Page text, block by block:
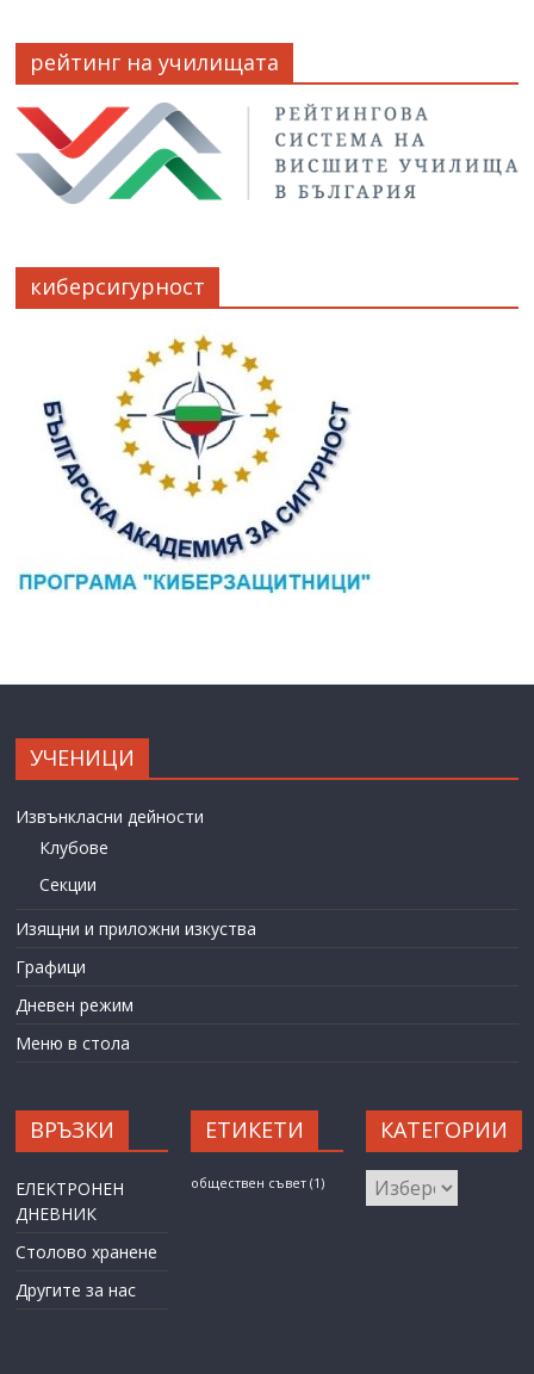
рейтинг на училищата
киберсигурност
УЧЕНИЦИ
Извънкласни дейности
Клубове
Секции
Изящни и приложни изкуства
Графици
Дневен режим
Меню в стола
ВРЪЗКИ
ЕЛЕКТРОНЕН
ДНЕВНИК
Столово хранене
Другите за нас
ЕТИКЕТИ
обществен съвет (1)
КАТЕГОРИИ
КАТЕГОРИИ